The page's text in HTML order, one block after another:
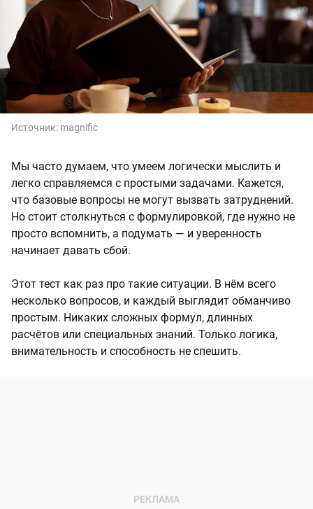
Источник: magnific
Мы часто думаем, что умеем логически мыслить и
легко справляемся с простыми задачами. Кажется,
что базовые вопросы не могут вызвать затруднений.
Но стоит столкнуться с формулировкой, где нужно не
просто вспомнить, а подумать — и уверенность
начинает давать сбой.
Этот тест как раз про такие ситуации. В нём всего
несколько вопросов, и каждый выглядит обманчиво
простым. Никаких сложных формул, длинных
расчётов или специальных знаний. Только логика,
внимательность и способность не спешить.